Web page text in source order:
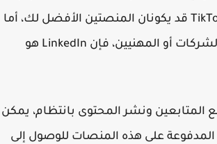
فإن Instagram وTikTok قد يكونان المنصتين الأفضل لك، أما
إذا كنت تستهدف الشركات أو المهنيين، فإن LinkedIn هو
ونشر المحتوى بانتظام، يمكن
على هذه المنصات للوصول إلى